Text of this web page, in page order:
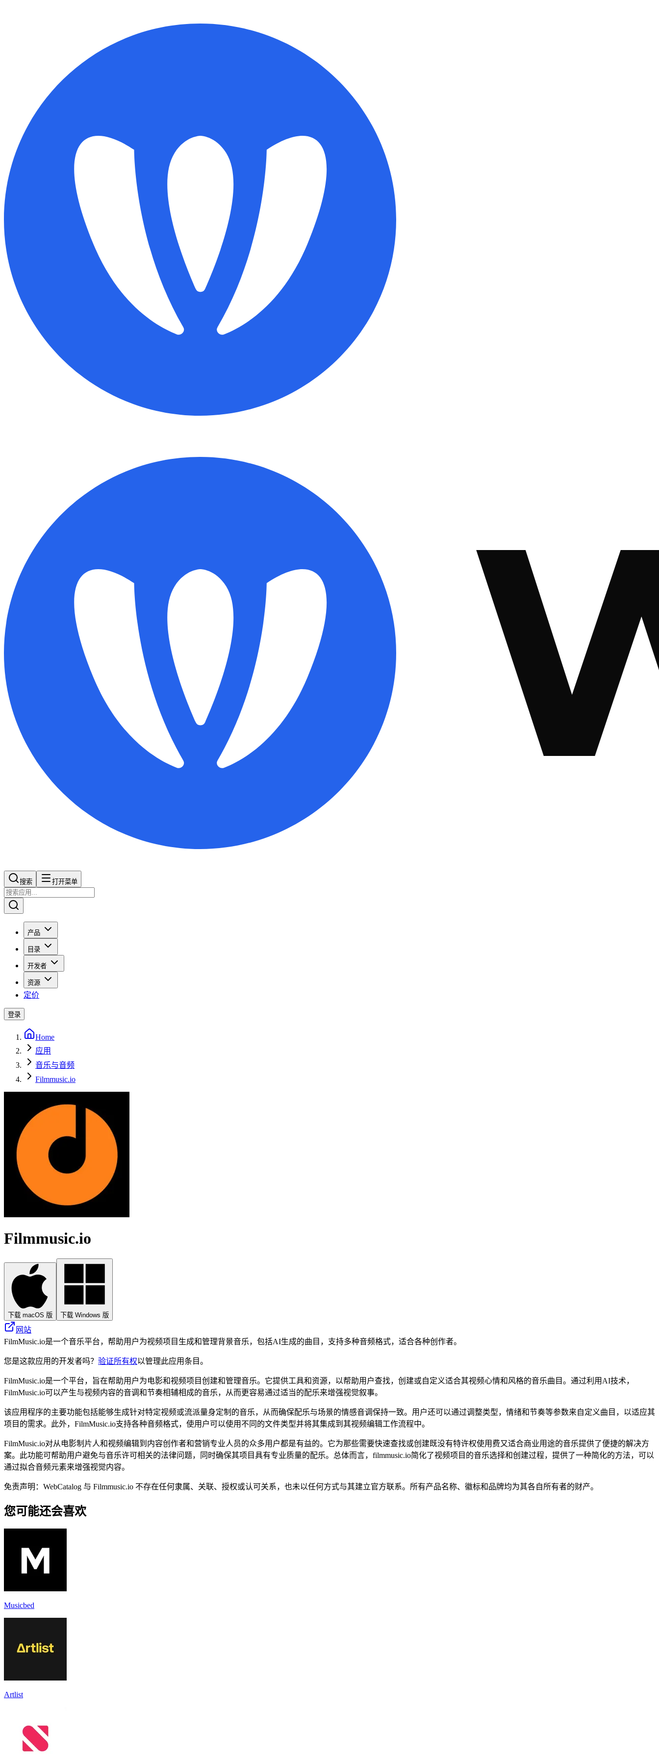
搜索​​​​ 打开菜单
产品
目录
开发者
资源
定价
登录
Home
应用
音乐与音频
Filmmusic.io
Filmmusic.io
下载 macOS 版 下载 Windows 版
网站
FilmMusic.io是一个音乐平台，帮助用户为视频项目生成和管理背景音乐，包括AI生成的曲目，支持多种音频格式，适合各种创作者。
您是这款应用的开发者吗？ 验证所有权以管理此应用条目。
FilmMusic.io是一个平台，旨在帮助用户为电影和视频项目创建和管理音乐。它提供工具和资源，以帮助用户查找，创建或自定义适合其视频心情和风格的音乐曲目。通过利用AI技术，
FilmMusic.io可以产生与视频内容的音调和节奏相辅相成的音乐，从而更容易通过适当的配乐来增强视觉叙事。
该应用程序的主要功能包括能够生成针对特定视频或流派量身定制的音乐，从而确保配乐与场景的情感音调保持一致。用户还可以通过调整类型，情绪和节奏等参数来自定义曲目，以适应其
项目的需求。此外，FilmMusic.io支持各种音频格式，使用户可以使用不同的文件类型并将其集成到其视频编辑工作流程中。
FilmMusic.io对从电影制片人和视频编辑到内容创作者和营销专业人员的众多用户都是有益的。它为那些需要快速查找或创建既没有特许权使用费又适合商业用途的音乐提供了便捷的解决方
案。此功能可帮助用户避免与音乐许可相关的法律问题，同时确保其项目具有专业质量的配乐。总体而言，filmmusic.io简化了视频项目的音乐选择和创建过程，提供了一种简化的方法，可以
通过拟合音频元素来增强视觉内容。
免责声明：WebCatalog 与 Filmmusic.io 不存在任何隶属、关联、授权或认可关系，也未以任何方式与其建立官方联系。所有产品名称、徽标和品牌均为其各自所有者的财产。
您可能还会喜欢
Musicbed
Artlist